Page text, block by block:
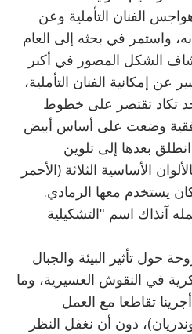
الفنان التأملية وعن
واستمر في بحثه إلى العام
الشكل المصور في أكبر
عن إمكانية الفنان التأملية،
تكاد تقتصر على خطوط
وضعت على أساس أبيض
بعدها إلى تلوين
الأساسية الثلاثة (الأحمر
يستخدم معها الرمادي.
آنذاك اسم "التشكيلية
حول تأثير البيئة والجبال
في النقوش العسيرية، وما
تقاطعا مع العمل
دون أن نغفل النظر